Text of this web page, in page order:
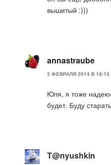
вышитый :)))
annastraube
2 ФЕВРАЛЯ 2014 В 18:13
Юля, я тоже
будет. Буду
T@nyushkin